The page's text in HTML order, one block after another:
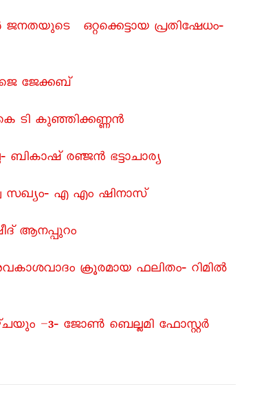
ഒറ്റക്കെട്ടായ പ്രതിഷേധം‐
ജേക്കബ്
ടി കുഞ്ഞിക്കണ്ണൻ
ബികാഷ് രഞ്ജൻ ഭട്ടാചാര്യ
സഖ്യം‐ എ എം ഷിനാസ്
ആനപ്പുറം
ക്രൂരമായ ഫലിതം‐ റിമിൽ
–3‐ ജോൺ ബെല്ലമി ഫോസ്റ്റർ